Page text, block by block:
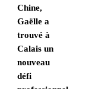
Chine,
Gaëlle a
trouvé à
Calais un
nouveau
défi